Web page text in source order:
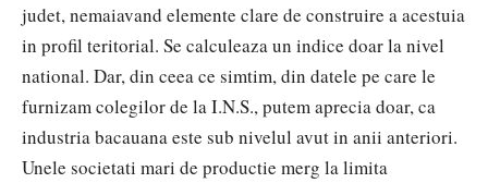
judet, nemaiavand elemente clare de construire a acestuia
in profil teritorial. Se calculeaza un indice doar la nivel
national. Dar, din ceea ce simtim, din datele pe care le
furnizam colegilor de la I.N.S., putem aprecia doar, ca
industria bacauana este sub nivelul avut in anii anteriori.
Unele societati mari de productie merg la limita